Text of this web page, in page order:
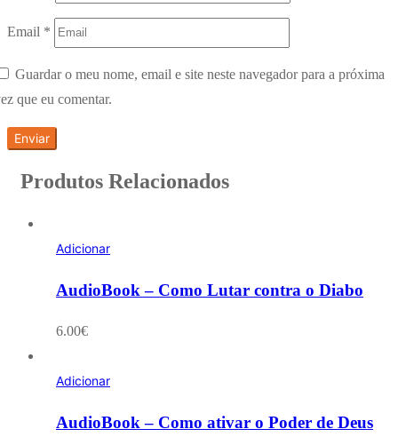
Email *
Guardar o meu nome, email e site neste navegador para a próxima
que eu comentar.
Produtos Relacionados
Adicionar
AudioBook – Como Lutar contra o Diabo
6.00€
Adicionar
AudioBook – Como ativar o Poder de Deus